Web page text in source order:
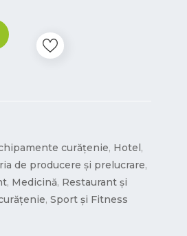
curățenie, Hotel,
de producere și prelucrare,
, Medicină, Restaurant și
,Sport și Fitness